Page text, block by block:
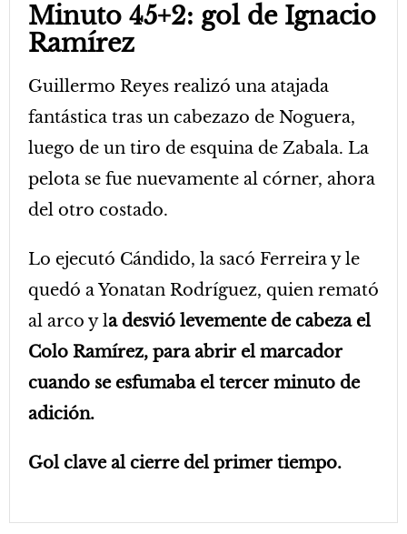
Minuto 45+2: gol de Ignacio
Ramírez
Guillermo Reyes realizó una atajada
fantástica tras un cabezazo de Noguera,
luego de un tiro de esquina de Zabala. La
pelota se fue nuevamente al córner, ahora
del otro costado.
Lo ejecutó Cándido, la sacó Ferreira y le
quedó a Yonatan Rodríguez, quien remató
al arco y la desvió levemente de cabeza el
Colo Ramírez, para abrir el marcador
cuando se esfumaba el tercer minuto de
adición.
Gol clave al cierre del primer tiempo.